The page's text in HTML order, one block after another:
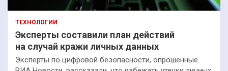
ТЕХНОЛОГИИ
Эксперты составили план действий
на случай кражи личных данных
Эксперты по цифровой безопасности, опрошенные